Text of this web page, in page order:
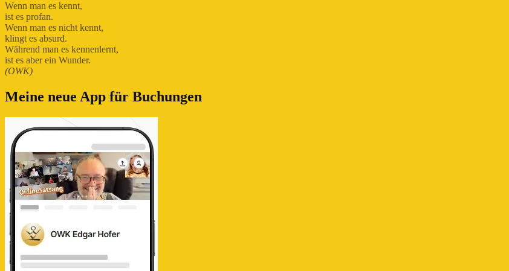
Wenn man es kennt,
ist es profan.
Wenn man es nicht kennt,
klingt es absurd.
Während man es kennenlernt,
ist es aber ein Wunder.
(OWK)
Meine neue App für Buchungen